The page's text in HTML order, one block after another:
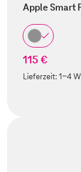
Apple Smart
115 €
Lieferzeit:1-4